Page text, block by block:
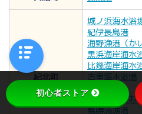
紀北町
城ノ浜海水浴
紀伊長島港
海野漁港（か
黒浜海岸海水
比幾海岸海水
古里海水浴場
三浦漁港
大白公園（
島勝浦漁港
初心者ストア